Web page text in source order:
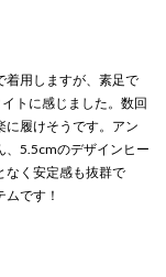
着用しますが、素足で
トに感じました。数回
に履けそうです。アン
、5.5cmのデザインヒー
なく安定感も抜群で
です！